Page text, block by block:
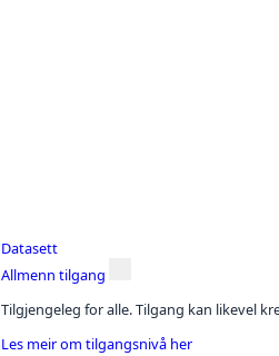
Datasett
Allmenn tilgang
Tilgjengeleg for alle. Tilgang kan likevel
Les meir om tilgangsnivå her